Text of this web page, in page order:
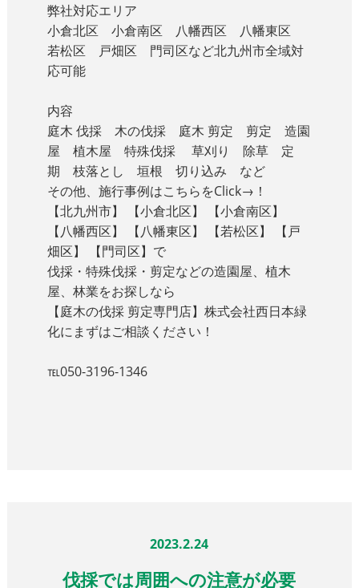
弊社対応エリア
小倉北区 小倉南区 八幡西区 八幡東区
若松区 戸畑区 門司区など北九州市全域対
応可能
内容
庭木 伐採 木の伐採 庭木 剪定 剪定 造園
屋 植木屋 特殊伐採 草刈り 除草 定
期 枝落とし 垣根 切り込み など
その他、施行事例はこちらをClick→！
【北九州市】 【小倉北区】 【小倉南区】
【八幡西区】 【八幡東区】 【若松区】 【戸
畑区】 【門司区】で
伐採・特殊伐採・剪定などの造園屋、植木
屋、林業をお探しなら
【庭木の伐採 剪定専門店】株式会社西日本緑
化にまずはご相談ください！
℡050-3196-1346
2023.2.24
伐採では周囲への注意が必要